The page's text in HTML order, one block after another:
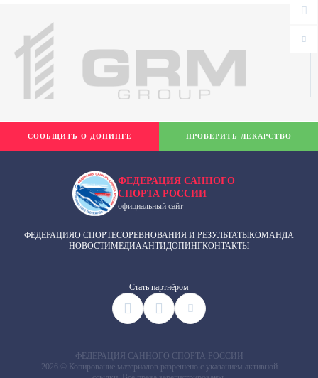
ФЕДЕРАЦИЯ САННОГО
СПОРТА РОССИИ
официальный сайт
ФЕДЕРАЦИЯО СПОРТЕСОРЕВНОВАНИЯ И РЕЗУЛЬТАТЫКОМАНДА
НОВОСТИМЕДИААНТИДОПИНГКОНТАКТЫ
Cтать партнёром
СООБЩИТЬ О ДОПИНГЕ ПРОВЕРИТЬ ЛЕКАРСТВО
ФЕДЕРАЦИЯ САННОГО СПОРТА РОССИИ
2026 © Копирование материалов разрешено с указанием активной